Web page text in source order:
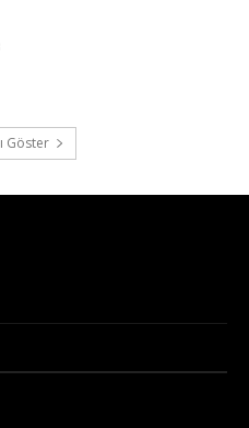
Göster